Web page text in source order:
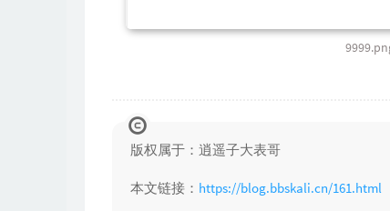
版权属于：逍遥子大表哥
本文链接： https://blog.bbskali.cn/161.html